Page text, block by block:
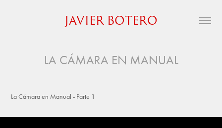
JAVIER BOTERO
LA CÁMARA EN MANUAL
La Cámara en Manual - Parte 1